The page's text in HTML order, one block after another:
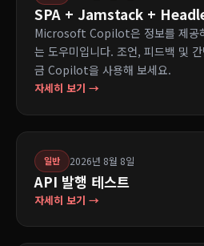
SPA + Jamstack +
Microsoft Copilot은 정보를 제공
는 도우미입니다. 조언, 피드백 및
금 Copilot을 사용해 보세요.
자세히 보기 →
일반 2026년 8월 8일
API 발행 테스트
자세히 보기 →